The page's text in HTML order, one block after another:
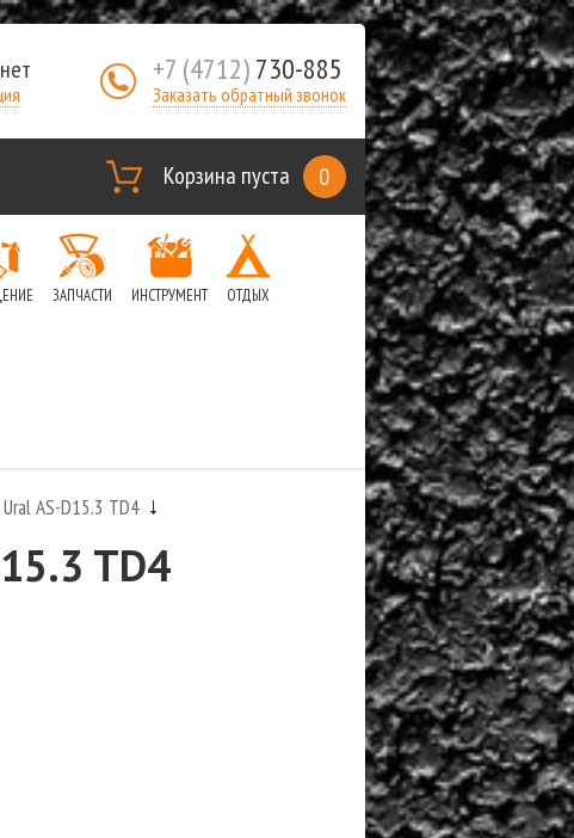
+7 (4712)730-885
Заказать обратный звонок
Корзина пуста 0
ЗАПЧАСТИ ИНСТРУМЕНТ ОТДЫХ
AS-D15.3 TD4
TD4